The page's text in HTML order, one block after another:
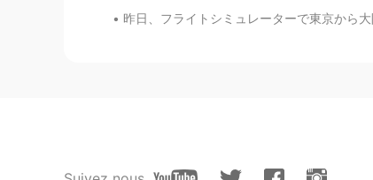
セバスチャン
昨日、フライトシミュレーターで東京から大阪まで飛びました。富士山の景色はす